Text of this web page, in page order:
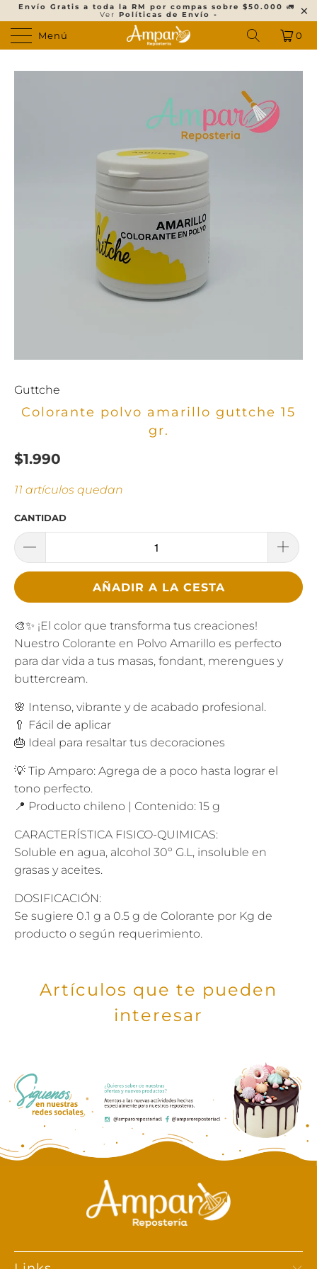
Envío Gratis a toda la RM por compas sobre $50.000 🚛
Ver Políticas de Envío -
Menú 0
Guttche
Colorante polvo amarillo guttche 15
gr.
$1.990
11 artículos quedan
CANTIDAD
AÑADIR A LA CESTA
🎨✨ ¡El color que transforma tus creaciones!
Nuestro Colorante en Polvo Amarillo es perfecto
para dar vida a tus masas, fondant, merengues y
buttercream.
🌸 Intenso, vibrante y de acabado profesional.
🥄 Fácil de aplicar
🎂 Ideal para resaltar tus decoraciones
💡 Tip Amparo: Agrega de a poco hasta lograr el
tono perfecto.
📍 Producto chileno | Contenido: 15 g
CARACTERÍSTICA FISICO-QUIMICAS:
Soluble en agua, alcohol 30º G.L, insoluble en
grasas y aceites.
DOSIFICACIÓN:
Se sugiere 0.1 g a 0.5 g de Colorante por Kg de
producto o según requerimiento.
Artículos que te pueden
interesar